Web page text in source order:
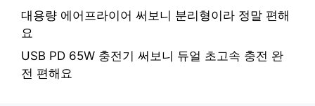
대용량 에어프라이어 써보니 분리형이라 정말 편해
요
USB PD 65W 충전기 써보니 듀얼 초고속 충전 완
전 편해요